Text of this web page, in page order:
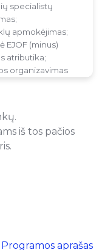
specialistų
apmokėjimas;
EJOF (minus)
atributika;
organizavimas
iš tos pačios
Programos aprašas